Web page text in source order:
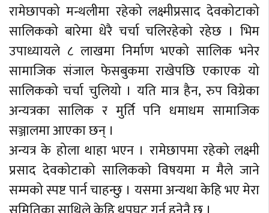
रामेछापको मन्थलीमा रहेको लक्ष्मीप्रसाद देवकोटाको
सालिकको बारेमा धेरै चर्चा चलिरहेको रहेछ । भिम
उपाध्यायले ८ लाखमा निर्माण भएको सालिक भनेर
सामाजिक संजाल फेसबुकमा राखेपछि एकाएक यो
सालिकको चर्चा चुलियो । यति मात्र हैन, रुप विग्रेका
अन्यत्रका सालिक र मुर्ति पनि धमाधम सामाजिक
सञ्जालमा आएका छन् ।
अन्यत्र के होला थाहा भएन । रामेछापमा रहेको लक्ष्मी
प्रसाद देवकोटाको सालिकको विषयमा म मैले जाने
सम्मको स्पष्ट पार्न चाहन्छु । यसमा अन्यथा केहि भए मेरा